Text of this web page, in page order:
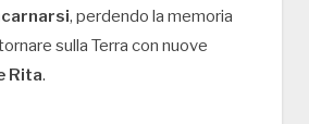
, perdendo la memoria
sulla Terra con nuove
Rita.